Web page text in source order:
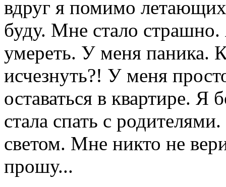
вдруг я помимо
буду. Мне стало
умереть. У меня паника.
исчезнуть?! У меня
оставаться в квартире.
стала спать с
светом. Мне никто не
прошу...